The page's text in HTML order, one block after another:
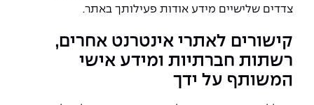
צדדים שלישיים מידע אודות פעילותך באתר.
קישורים לאתרי אינטרנט אחרים,
רשתות חברתיות ומידע אישי
המשותף על ידך